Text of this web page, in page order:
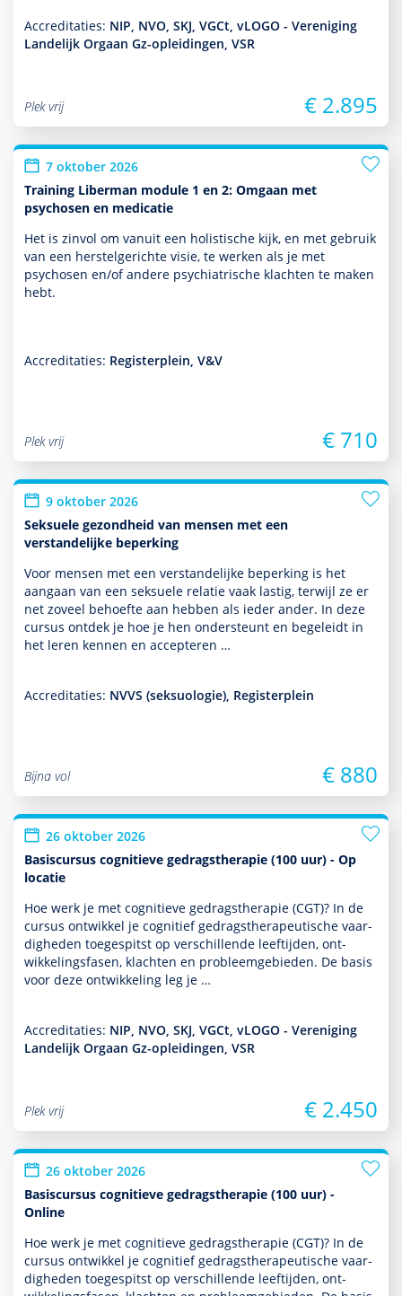
Accreditaties: NIP, NVO, SKJ, VGCt, vLOGO - Vereniging
Landelijk Orgaan Gz-opleidingen, VSR
Plek vrij € 2.895
7 oktober 2026
Training Liberman module 1 en 2: Omgaan met
psychosen en medicatie
Het is zinvol om vanuit een holistische kijk, en met gebruik
van een herstelgerichte visie, te werken als je met
psychosen en/of andere psychia­trische klachten te maken
hebt.
Accreditaties: Registerplein, V&V
Plek vrij € 710
9 oktober 2026
Seksuele gezondheid van mensen met een
verstandelijke beperking
Voor mensen met een ver­stande­lijke beper­king is het
aangaan van een seksuele relatie vaak lastig, terwijl ze er
net zoveel behoefte aan hebben als ieder ander. In deze
cursus ontdek je hoe je hen onder­steunt en bege­leidt in
het leren kennen en accepteren …
Accreditaties: NVVS (seksuologie), Registerplein
Bijna vol € 880
26 oktober 2026
Basiscursus cognitieve gedragstherapie (100 uur) - Op
locatie
Hoe werk je met cogni­tieve gedrags­thera­pie (CGT)? In de
cursus ontwik­kel je cognitief gedrags­thera­peu­tische vaar­
dig­heden toegespitst op ver­schil­lende leeftijden, ont­
wikke­lingsfasen, klachten en probleemgebieden. De basis
voor deze ont­wikke­ling leg je …
Accreditaties: NIP, NVO, SKJ, VGCt, vLOGO - Vereniging
Landelijk Orgaan Gz-opleidingen, VSR
Plek vrij € 2.450
26 oktober 2026
Basiscursus cognitieve gedragstherapie (100 uur) -
Online
Hoe werk je met cogni­tieve gedrags­thera­pie (CGT)? In de
cursus ontwik­kel je cognitief gedrags­thera­peu­tische vaar­
dig­heden toegespitst op ver­schil­lende leeftijden, ont­